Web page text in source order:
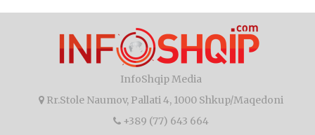
InfoShqip Media
Rr.Stole Naumov, Pallati 4, 1000 Shkup/Maqedoni
+389 (77) 643 664